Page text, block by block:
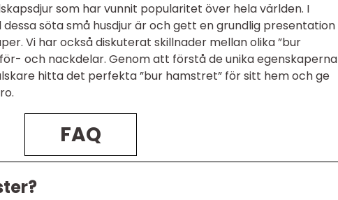
som har vunnit popularitet över hela världen. I
söta små husdjur är och gett en grundlig presentation
Vi har också diskuterat skillnader mellan olika ”bur
och nackdelar. Genom att förstå de unika egenskaperna
hitta det perfekta ”bur hamstret” för sitt hem och ge
FAQ